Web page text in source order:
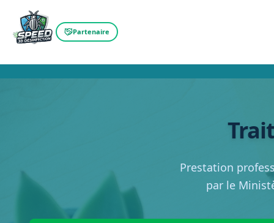
Partenaire
Prestation
par le